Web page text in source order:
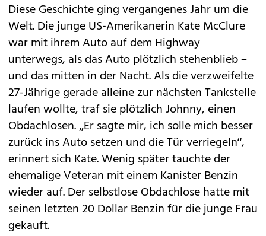
Diese Geschichte ging vergangenes Jahr um die
Welt. Die junge US-Amerikanerin Kate McClure
war mit ihrem Auto auf dem Highway
unterwegs, als das Auto plötzlich stehenblieb –
und das mitten in der Nacht. Als die verzweifelte
27-Jährige gerade alleine zur nächsten Tankstelle
laufen wollte, traf sie plötzlich Johnny, einen
Obdachlosen. „Er sagte mir, ich solle mich besser
zurück ins Auto setzen und die Tür verriegeln“,
erinnert sich Kate. Wenig später tauchte der
ehemalige Veteran mit einem Kanister Benzin
wieder auf. Der selbstlose Obdachlose hatte mit
seinen letzten 20 Dollar Benzin für die junge Frau
gekauft.